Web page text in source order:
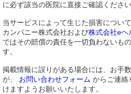
に必ず該当の医院に直接ご確認ください
当サービスによって生じた損害につい
カンパニー株式会社および株式会社eヘ
ではその賠償の責任を一切負わないも
す。
掲載情報に誤りがある場合には、お手
が、
お問い合わせフォーム からご連絡
けますようお願いいたします。